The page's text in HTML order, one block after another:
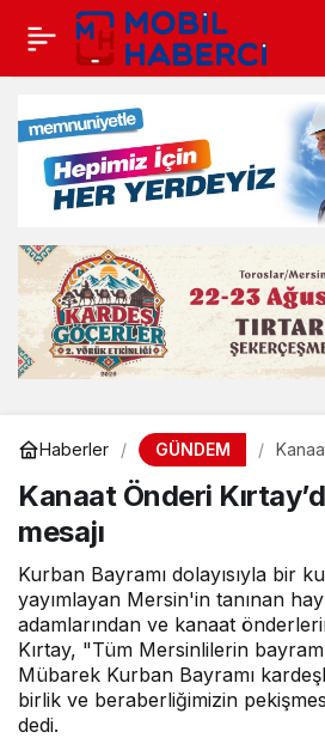
Haberler GÜNDEM
Kanaat Önderi
mesajı
Kurban Bayramı dolayısıyla bir
yayımlayan Mersin'in tanınan
adamlarından ve kanaat
Kırtay, "Tüm Mersinlilerin
Mübarek Kurban Bayramı
birlik ve beraberliğimizin
dedi.